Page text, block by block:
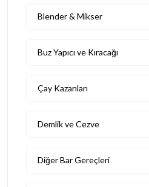
Blender & Mikser
Buz Yapıcı ve Kıracağı
Çay Kazanları
Demlik ve Cezve
Diğer Bar Gereçleri